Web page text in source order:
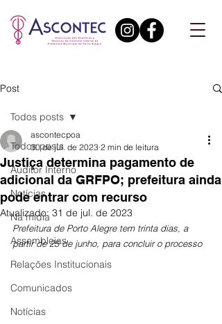
Post
Todos posts
Auditor Interno
Notícias
Na mídia
Assembleias
Relações Institucionais
Comunicados
Notícias
Todos posts
Justiça determina pagamento de
adicional da GRFPO; prefeitura ainda
pode entrar com recurso
ascontecpoa
30 de jul. de 2023 2 min de leitura
Atualizado: 31 de jul. de 2023
Prefeitura de Porto Alegre tem trinta dias, a
partir de 25 de junho, para concluir o processo